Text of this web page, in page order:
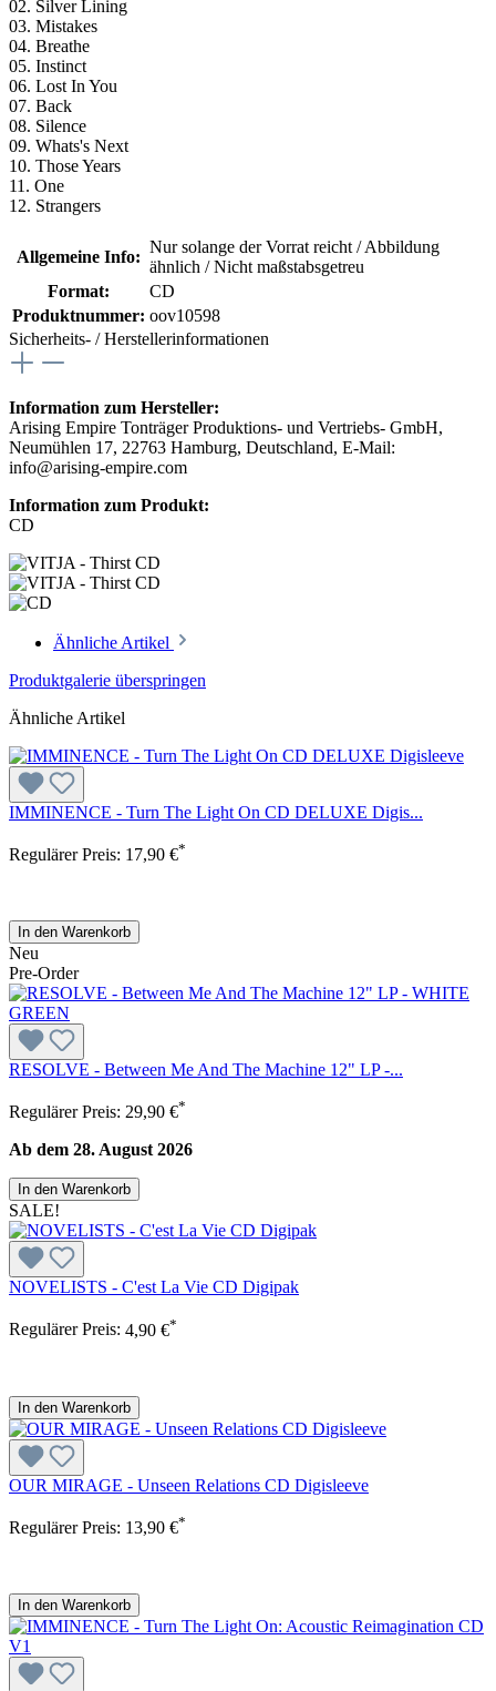
02. Silver Lining
03. Mistakes
04. Breathe
05. Instinct
06. Lost In You
07. Back
08. Silence
09. Whats's Next
10. Those Years
11. One
12. Strangers
Allgemeine Info:
Nur solange der Vorrat reicht / Abbildung
ähnlich / Nicht maßstabsgetreu
Format:
CD
Produktnummer: oov10598
Sicherheits- / Herstellerinformationen
Information zum Hersteller:
Arising Empire Tonträger Produktions- und Vertriebs- GmbH,
Neumühlen 17, 22763 Hamburg, Deutschland, E-Mail:
info@arising-empire.com
Information zum Produkt:
CD
Ähnliche Artikel
Produktgalerie überspringen
Ähnliche Artikel
IMMINENCE - Turn The Light On CD DELUXE Digis...
Regulärer Preis: 17,90 €*
In den Warenkorb
Neu
Pre-Order
RESOLVE - Between Me And The Machine 12" LP -...
Regulärer Preis: 29,90 €*
Ab dem 28. August 2026
In den Warenkorb
SALE!
NOVELISTS - C'est La Vie CD Digipak
Regulärer Preis: 4,90 €*
In den Warenkorb
OUR MIRAGE - Unseen Relations CD Digisleeve
Regulärer Preis: 13,90 €*
In den Warenkorb